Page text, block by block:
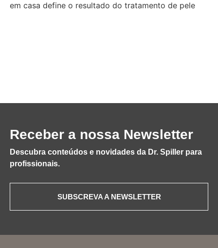
Receber a nossa Newsletter
Descubra conteúdos e novidades da Dr. Spiller para
profissionais.
SUBSCREVA A NEWSLETTER